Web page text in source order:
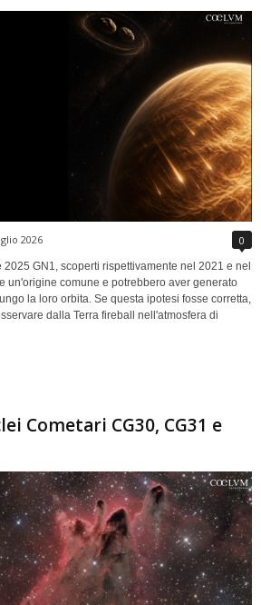
2026 0
GN1, scoperti rispettivamente nel 2021 e nel
un'origine comune e potrebbero aver generato
la loro orbita. Se questa ipotesi fosse corretta,
dalla Terra fireball nell'atmosfera di
Cometari CG30, CG31 e